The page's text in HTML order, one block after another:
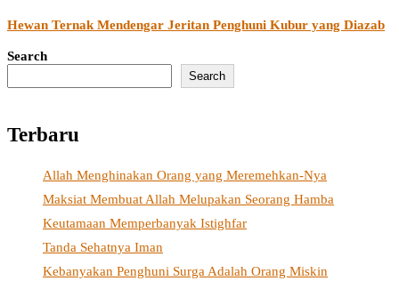
Hewan Ternak Mendengar Jeritan Penghuni Kubur yang Diazab
Search
Search
Terbaru
Allah Menghinakan Orang yang Meremehkan-Nya
Maksiat Membuat Allah Melupakan Seorang Hamba
Keutamaan Memperbanyak Istighfar
Tanda Sehatnya Iman
Kebanyakan Penghuni Surga Adalah Orang Miskin